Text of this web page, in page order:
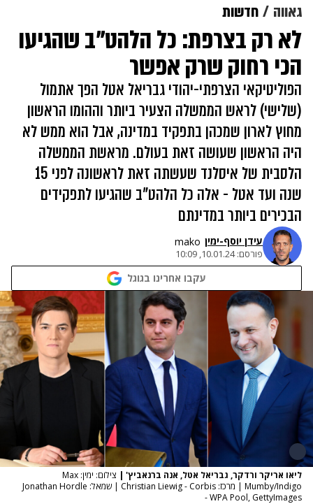
גאווה חדשות
לא רק בצרפת: כל הלהט"ב שהגיעו
הכי רחוק שרק אפשר
הפוליטיקאי הצרפתי-יהודי גבריאל אטל הפך אתמול
(שלישי) לראש הממשלה הצעיר ביותר וההומו הראשון
מחוץ לארון שמכהן בתפקיד במדינה, אבל הוא ממש לא
היה הראשון שעושה זאת בעולם. מראשת הממשלה
הלסבית של איסלנד שעשתה זאת לראשונה לפני 15
שנה ועד אטל - אלה כל הלהט"ב שהגיעו לתפקידים
הבכירים ביותר במדינתם
עידן יוסף-ימין mako
פורסם:10.01.24, 10:09
עקבו אחרינו בגוגל
ליאו אריקר ורדקר, גבריאל אטל, אנה ברנאביץ' |
צילום: ימין: Max
Mumby/Indigo | מרכז: Christian Liewig - Corbis | שמאל: Jonathan Hordle
- WPA Pool, GettyImages